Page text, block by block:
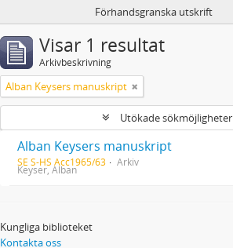
Förhandsgranska utskrift
Visar 1 resultat
Arkivbeskrivning
Alban Keysers manuskript
Utökade sökmöjligheter
Alban Keysers manuskript
SE S-HS Acc1965/63 Arkiv
Keyser, Alban
Kungliga biblioteket
Kontakta oss